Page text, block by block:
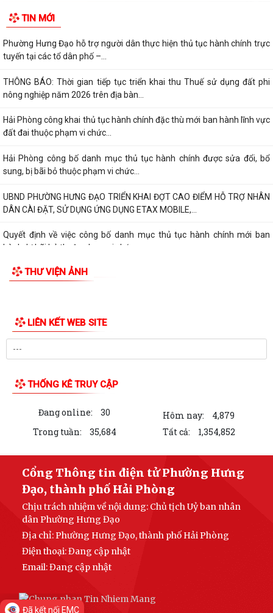
TIN MỚI
Phường Hưng Đạo hỗ trợ người dân thực hiện thủ tục hành chính trực
tuyến tại các tổ dân phố –...
THÔNG BÁO: Thời gian tiếp tục triển khai thu Thuế sử dụng đất phi
nông nghiệp năm 2026 trên địa bàn...
Hải Phòng công khai thủ tục hành chính đặc thù mới ban hành lĩnh vực
đất đai thuộc phạm vi chức...
Hải Phòng công bố danh mục thủ tục hành chính được sửa đổi, bổ
sung, bị bãi bỏ thuộc phạm vi chức...
UBND PHƯỜNG HƯNG ĐẠO TRIỂN KHAI ĐỢT CAO ĐIỂM HỖ TRỢ NHÂN
DÂN CÀI ĐẶT, SỬ DỤNG ỨNG DỤNG ETAX MOBILE,...
Quyết định về việc công bố danh mục thủ tục hành chính mới ban
hành, bị bãi bỏ thuộc phạm vi chức...
THƯ VIỆN ẢNH
LIÊN KẾT WEB SITE
THỐNG KÊ TRUY CẬP
Trong tuần:
Đã kết nối EMC